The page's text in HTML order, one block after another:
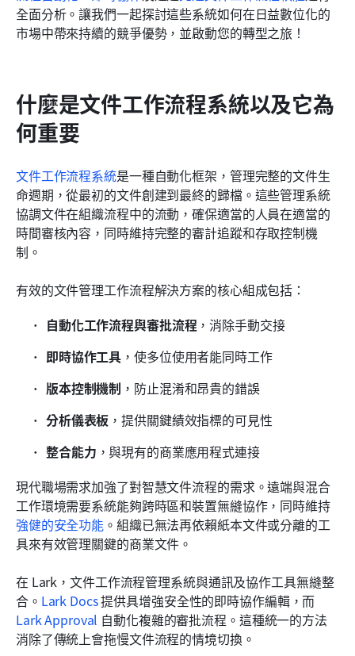
全面分析。讓我們一起探討這些系統如何在日益數位化的
市場中帶來持續的競爭優勢，並啟動您的轉型之旅！
什麼是文件工作流程系統以及它為
何重要
文件工作流程系統是一種自動化框架，管理完整的文件生
命週期，從最初的文件創建到最終的歸檔。這些管理系統
協調文件在組織流程中的流動，確保適當的人員在適當的
時間審核內容，同時維持完整的審計追蹤和存取控制機
制。
有效的文件管理工作流程解決方案的核心組成包括：
自動化工作流程與審批流程 ，消除手動交接
即時協作工具 ，使多位使用者能同時工作
版本控制機制 ，防止混淆和昂貴的錯誤
分析儀表板 ，提供關鍵績效指標的可見性
整合能力 ，與現有的商業應用程式連接
現代職場需求加強了對智慧文件流程的需求。遠端與混合
工作環境需要系統能夠跨時區和裝置無縫協作，同時維持
強健的安全功能 。組織已無法再依賴紙本文件或分離的工
具來有效管理關鍵的商業文件。
在 Lark，文件工作流程管理系統與通訊及協作工具無縫整
合。 Lark Docs
Lark Approval 自動化複雜的審批流程。這種統一的方法
消除了傳統上會拖慢文件流程的情境切換。